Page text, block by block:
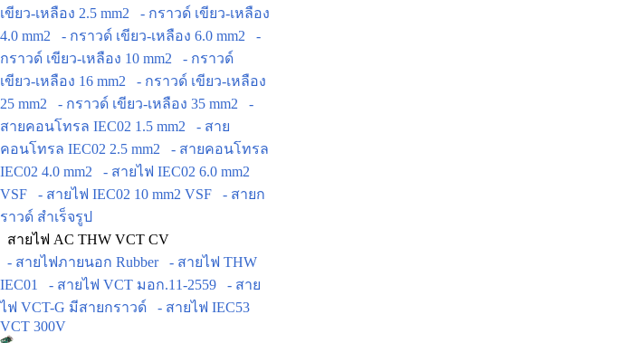
เขียว-เหลือง 2.5 mm2
- กราวด์ เขียว-เหลือง
4.0 mm2
- กราวด์ เขียว-เหลือง 6.0 mm2
-
กราวด์ เขียว-เหลือง 10 mm2
- กราวด์
เขียว-เหลือง 16 mm2
- กราวด์ เขียว-เหลือง
25 mm2
- กราวด์ เขียว-เหลือง 35 mm2
-
สายคอนโทรล IEC02 1.5 mm2
- สาย
คอนโทรล IEC02 2.5 mm2
- สายคอนโทรล
IEC02 4.0 mm2
- สายไฟ IEC02 6.0 mm2
VSF
- สายไฟ IEC02 10 mm2 VSF
- สายก
ราวด์ สำเร็จรูป
สายไฟ AC THW VCT CV
- สายไฟภายนอก Rubber
- สายไฟ THW
IEC01
- สายไฟ VCT มอก.11-2559
- สาย
ไฟ VCT-G มีสายกราวด์
- สายไฟ IEC53
VCT 300V